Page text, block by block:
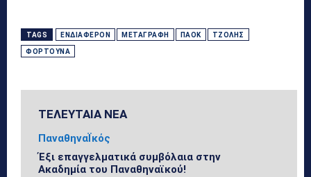
TAGS ΕΝΔΙΑΦΈΡΟΝ ΜΕΤΑΓΡΑΦΉ ΠΑΟΚ ΤΖΌΛΗΣ
ΦΟΡΤΟΎΝΑ
ΤΕΛΕΥΤΑΙΑ ΝΕΑ
ΠαναθηναΪκός
Έξι επαγγελματικά συμβόλαια στην
Ακαδημία του Παναθηναϊκού!